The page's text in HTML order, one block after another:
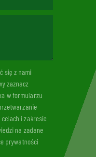
się z nami
zaznacz
w formularzu
i zakresie
na zadane
prywatności